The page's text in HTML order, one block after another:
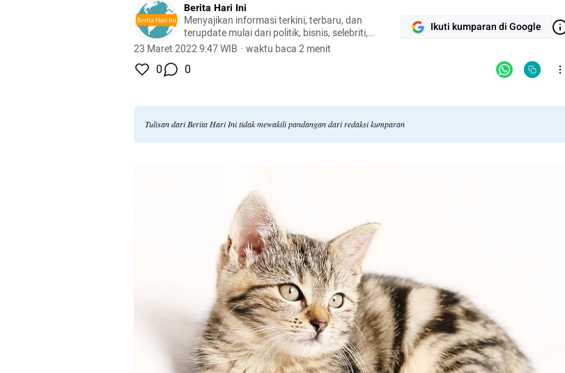
Berita Hari Ini
Menyajikan informasi terkini, terbaru, dan
terupdate mulai dari politik, bisnis, selebriti,
lifestyle, dan masih banyak lagi.
23 Maret 2022 9:47 WIB · waktu baca 2 menit
Ikuti kumparan di Google
0 0
Tulisan dari Berita Hari Ini tidak mewakili pandangan dari redaksi kumparan